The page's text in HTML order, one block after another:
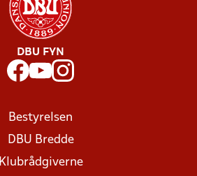
DBU FYN
Bestyrelsen
DBU Bredde
Klubrådgiverne